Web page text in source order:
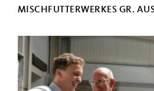
MISCHFUTTERWERKES GR.